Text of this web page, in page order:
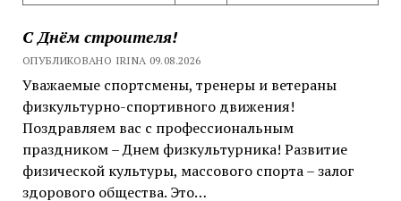
С Днём строителя!
ОПУБЛИКОВАНО IRINA 09.08.2026
Уважаемые спортсмены, тренеры и ветераны
физкультурно-спортивного движения!
Поздравляем вас с профессиональным
праздником – Днем физкультурника! Развитие
физической культуры, массового спорта – залог
здорового общества. Это…